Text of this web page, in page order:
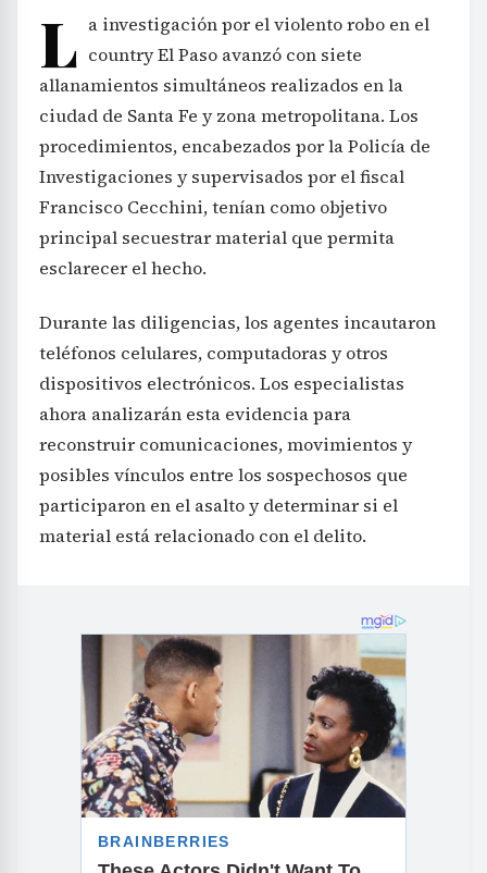
L a investigación por el violento robo en el
country El Paso avanzó con siete
allanamientos simultáneos realizados en la
ciudad de Santa Fe y zona metropolitana. Los
procedimientos, encabezados por la Policía de
Investigaciones y supervisados por el fiscal
Francisco Cecchini, tenían como objetivo
principal secuestrar material que permita
esclarecer el hecho.
Durante las diligencias, los agentes incautaron
teléfonos celulares, computadoras y otros
dispositivos electrónicos. Los especialistas
ahora analizarán esta evidencia para
reconstruir comunicaciones, movimientos y
posibles vínculos entre los sospechosos que
participaron en el asalto y determinar si el
material está relacionado con el delito.